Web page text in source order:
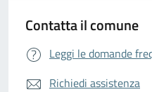
Contatta il comune
Leggi le domande
Richiedi assistenza